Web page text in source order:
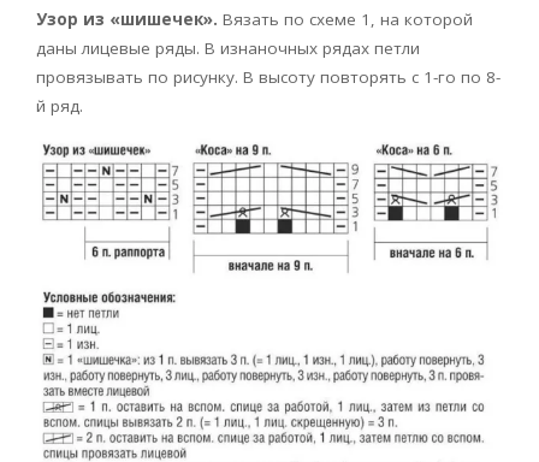
Узор из «шишечек». Вязать по схеме 1, на которой
даны лицевые ряды. В изнаночных рядах петли
провязывать по рисунку. В высоту повторять с 1-го по 8-
й ряд.